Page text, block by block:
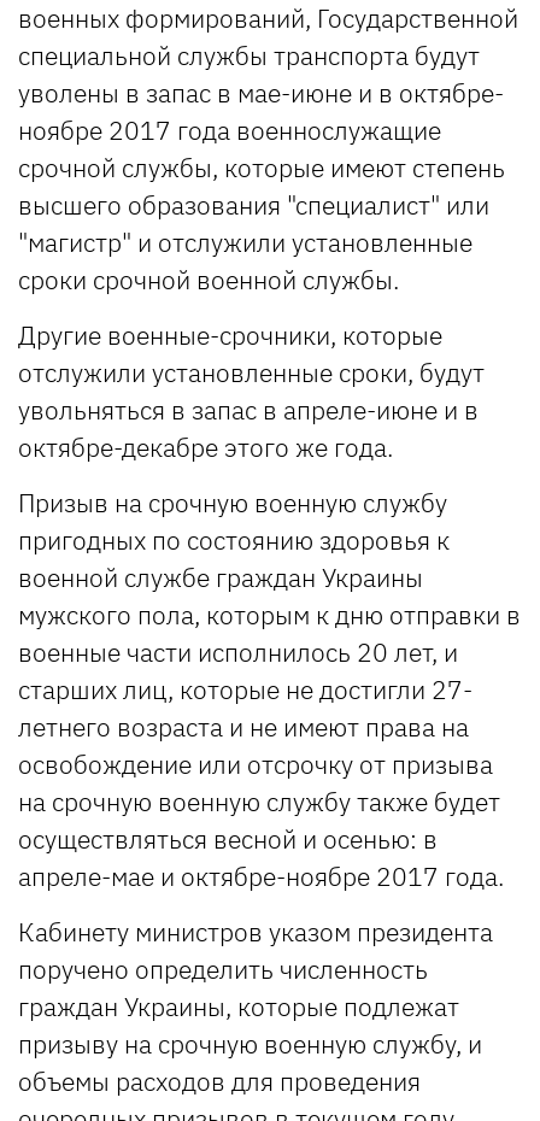
военных формирований, Государственной
специальной службы транспорта будут
уволены в запас в мае-июне и в октябре-
ноябре 2017 года военнослужащие
срочной службы, которые имеют степень
высшего образования "специалист" или
"магистр" и отслужили установленные
сроки срочной военной службы.
Другие военные-срочники, которые
отслужили установленные сроки, будут
увольняться в запас в апреле-июне и в
октябре-декабре этого же года.
Призыв на срочную военную службу
пригодных по состоянию здоровья к
военной службе граждан Украины
мужского пола, которым к дню отправки в
военные части исполнилось 20 лет, и
старших лиц, которые не достигли 27-
летнего возраста и не имеют права на
освобождение или отсрочку от призыва
на срочную военную службу также будет
осуществляться весной и осенью: в
апреле-мае и октябре-ноябре 2017 года.
Кабинету министров указом президента
поручено определить численность
граждан Украины, которые подлежат
призыву на срочную военную службу, и
объемы расходов для проведения